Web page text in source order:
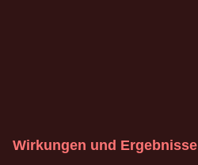
Wirkungen und Ergebnisse